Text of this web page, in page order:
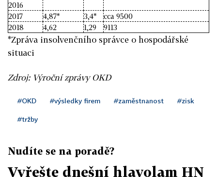
2016
2017 4,87* 3,4*
cca 9500
2018
4,62 1,29 9113
*Zpráva insolvenčního správce o hospodářské
situaci
Zdroj: Výroční zprávy OKD
#OKD #výsledky firem #zaměstnanost #zisk
#tržby
Nudíte se na poradě?
Vyřešte dnešní hlavolam HN